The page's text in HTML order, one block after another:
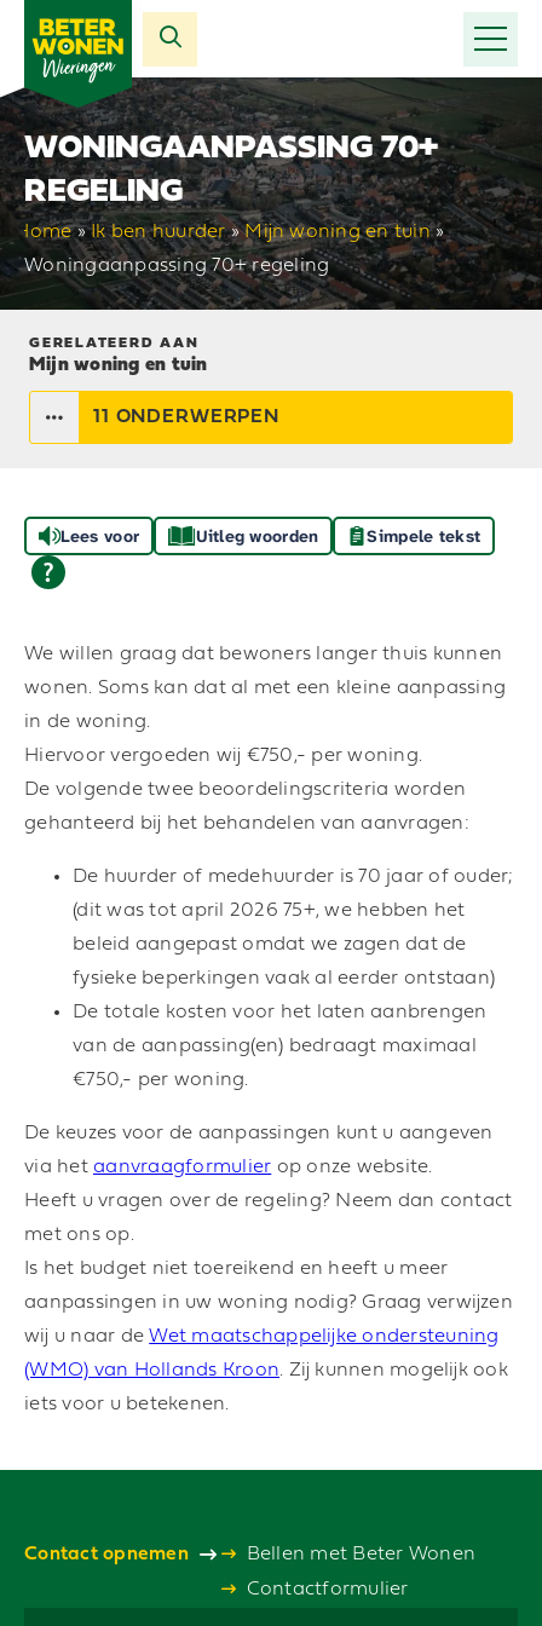
WONINGAANPASSING 70+
REGELING
Home»Ik ben huurder»Mijn woning en tuin»
Woningaanpassing 70+ regeling
GERELATEERD AAN
Mijn woning en tuin
11 ONDERWERPEN
Lees voor Uitleg woorden Simpele tekst
We willen graag dat bewoners langer thuis kunnen
wonen. Soms kan dat al met een kleine aanpassing
in de woning.
Hiervoor vergoeden wij €750,- per woning.
De volgende twee beoordelingscriteria worden
gehanteerd bij het behandelen van aanvragen:
De huurder of medehuurder is 70 jaar of ouder;
(dit was tot april 2026 75+, we hebben het
beleid aangepast omdat we zagen dat de
fysieke beperkingen vaak al eerder ontstaan)
De totale kosten voor het laten aanbrengen
van de aanpassing(en) bedraagt maximaal
€750,- per woning.
De keuzes voor de aanpassingen kunt u aangeven
via het aanvraagformulier op onze website.
Heeft u vragen over de regeling? Neem dan contact
met ons op.
Is het budget niet toereikend en heeft u meer
aanpassingen in uw woning nodig? Graag verwijzen
wij u naar deWet maatschappelijke ondersteuning
(WMO) van Hollands Kroon. Zij kunnen mogelijk ook
iets voor u betekenen.
Contact opnemen
Bellen met Beter Wonen
Contactformulier